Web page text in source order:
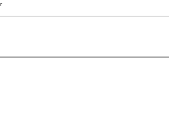
Chefdirigent Risto Joost